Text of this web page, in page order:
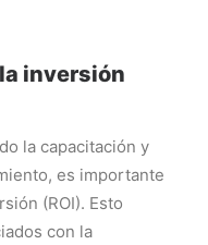
inversión
la capacitación y
es importante
(ROI). Esto
con la